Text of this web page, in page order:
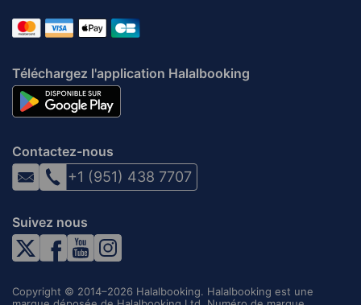
Téléchargez l'application Halalbooking
Contactez-nous
+1 (951) 438 7707
Suivez nous
Copyright © 2014–2026 Halalbooking. Halalbooking est une